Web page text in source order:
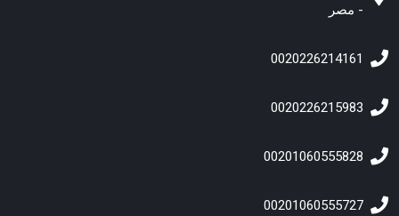
- مصر
0020226214161
0020226215983
00201060555828
00201060555727